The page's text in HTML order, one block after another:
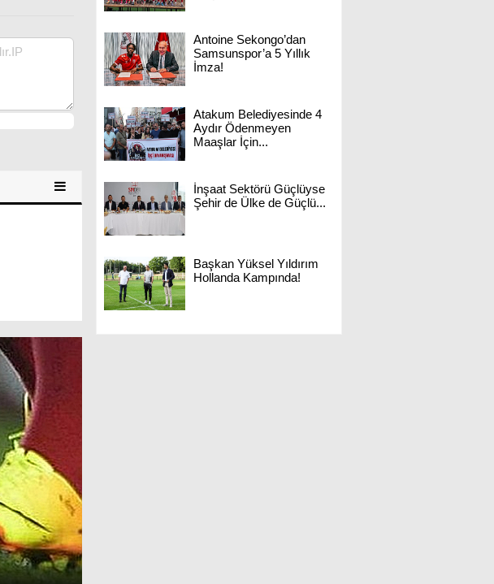
Antoine Sekongo’dan
Samsunspor’a 5 Yıllık
İmza!
Atakum Belediyesinde 4
Aydır Ödenmeyen
Maaşlar İçin...
İnşaat Sektörü Güçlüyse
Şehir de Ülke de Güçlü...
Başkan Yüksel Yıldırım
Hollanda Kampında!